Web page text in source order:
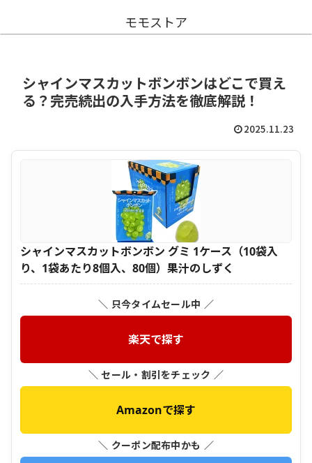
モモストア
シャインマスカットボンボンはどこで買え
る？完売続出の入手方法を徹底解説！
2025.11.23
シャインマスカットボンボン グミ 1ケース（10袋入
り、1袋あたり8個入、80個）果汁のしずく
＼ 只今タイムセール中 ／
楽天で探す
＼ セール・割引をチェック ／
Amazonで探す
＼ クーポン配布中かも ／